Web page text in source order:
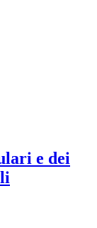
e dei